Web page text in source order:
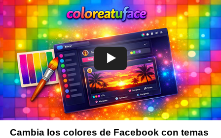
Cambia los colores de Facebook con temas